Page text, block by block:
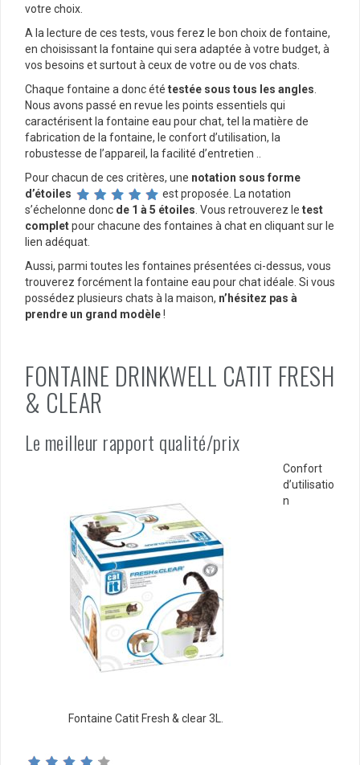
votre choix.
A la lecture de ces tests, vous ferez le bon choix de fontaine,
en choisissant la fontaine qui sera adaptée à votre budget, à
vos besoins et surtout à ceux de votre ou de vos chats.
Chaque fontaine a donc été testée sous tous les angles
Nous avons passé en revue les points essentiels qui
caractérisent la fontaine eau pour chat, tel la matière de
fabrication de la fontaine, le confort d’utilisation, la
robustesse de l’appareil, la facilité d’entretien ..
Pour chacun de ces critères, une notation sous forme
d’étoiles
est proposée. La notation
s’échelonne donc de 1 à 5 étoiles . Vous retrouverez le test
completpour chacune des fontaines à chat en cliquant sur le
lien adéquat.
Aussi, parmi toutes les fontaines présentées ci-dessus, vous
trouverez forcément la fontaine eau pour chat idéale. Si vous
possédez plusieurs chats à la maison, n’hésitez pas à
prendre un grand modèle!
FONTAINE DRINKWELL CATIT FRESH
& CLEAR
Le meilleur rapport qualité/prix
Fontaine Catit Fresh & clear 3L.
Confort
d’utilisatio
n